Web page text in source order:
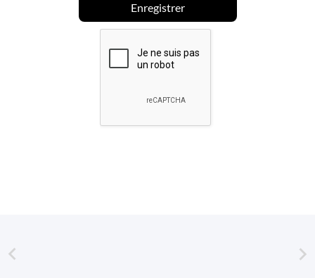
Enregistrer
 